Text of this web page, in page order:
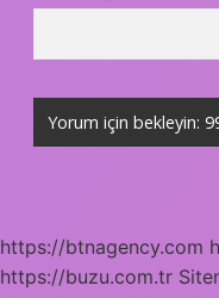
https://btnagency.com
https://buzu.com.tr